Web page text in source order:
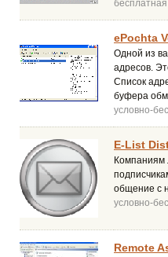
бесплатная
ePochta
Одной из
адресов.
Список
буфера
условно-
E-List
Компаниям
общение с
условно-
Remote